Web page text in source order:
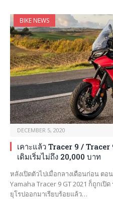
BIKE NEWS
DECEMBER 5, 2020
เคาะแล้ว Tracer 9 / Tracer
เดิมเริ่มไม่ถึง 20,000 บาท
หลังเปิดตัวไปเมื่อกลางเดือนก่อน ตอ
Yamaha Tracer 9 GT 2021 ก็ถูกเ
ยุโรปออกมาเรียบร้อยแล้ว…